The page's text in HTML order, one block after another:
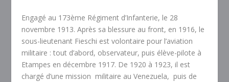
Engagé au 173ème Régiment d’Infanterie, le 28
novembre 1913. Après sa blessure au front, en 1916, le
sous-lieutenant Fieschi est volontaire pour l’aviation
militaire : tout d’abord, observateur, puis élève-pilote à
Etampes en décembre 1917. De 1920 à 1923, il est
chargé d’une mission militaire au Venezuela, puis de